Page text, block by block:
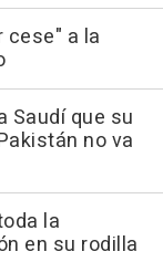
cese" a la
Saudí que su
no va
la
en su rodilla